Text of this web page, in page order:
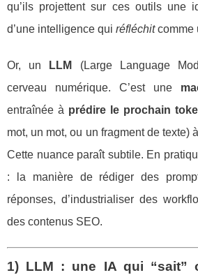
qu’ils projettent sur ces outils une
d’une intelligence qui réfléchitcomme
Or, un LLM
(Large Language
cerveau numérique. C’est une
entraînée à prédire le prochain
mot, un mot, ou un fragment de texte)
Cette nuance paraît subtile. En
: la manière de rédiger des
réponses, d’industrialiser des
des contenus SEO.
1) LLM : une IA qui “sait”